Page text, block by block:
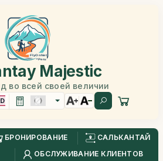
Majestic
во всей своей величии
БРОНИРОВАНИЕ
САЛЬКАНТАЙ
ОБСЛУЖИВАНИЕ КЛИЕНТОВ